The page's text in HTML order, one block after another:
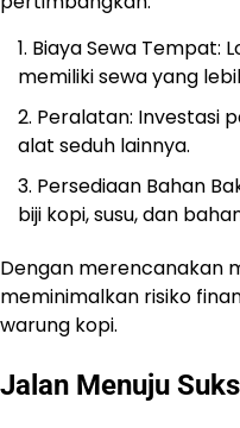
Biaya Sewa Tempat:
memiliki sewa yang
Peralatan: Investasi
alat seduh lainnya.
Persediaan Bahan
biji kopi, susu, dan
Dengan merencanakan
meminimalkan risiko
warung kopi.
Jalan Menuju